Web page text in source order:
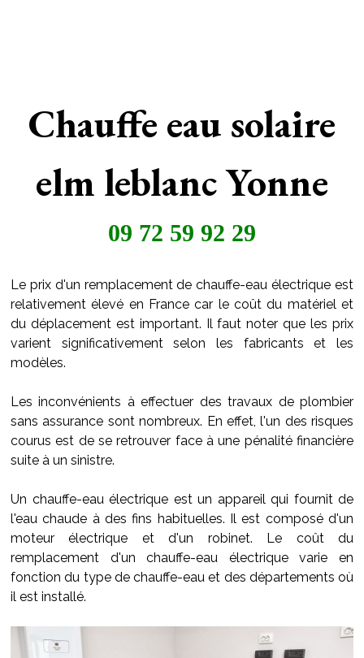
Chauffe eau solaire
elm leblanc Yonne
09 72 59 92 29
Le prix d'un remplacement de chauffe-eau électrique est
relativement élevé en France car le coût du matériel et
du déplacement est important. Il faut noter que les prix
varient significativement selon les fabricants et les
modèles.
Les inconvénients à effectuer des travaux de plombier
sans assurance sont nombreux. En effet, l'un des risques
courus est de se retrouver face à une pénalité financière
suite à un sinistre.
Un chauffe-eau électrique est un appareil qui fournit de
l'eau chaude à des fins habituelles. Il est composé d'un
moteur électrique et d'un robinet. Le coût du
remplacement d'un chauffe-eau électrique varie en
fonction du type de chauffe-eau et des départements où
il est installé.